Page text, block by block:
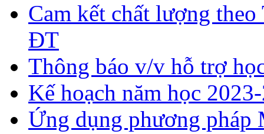
Cam kết chất lượng
ĐT
Thông báo v/v hỗ trợ
Kế hoạch năm học
Ứng dụng phương pháp